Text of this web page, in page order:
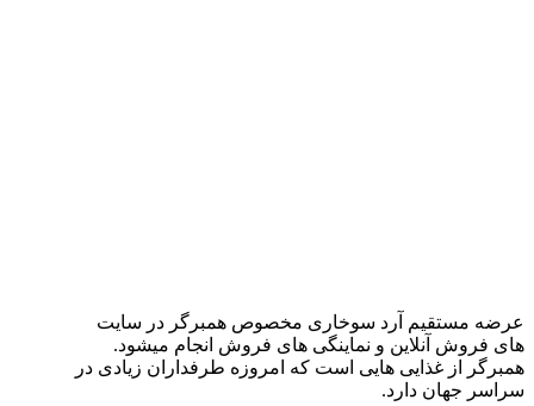
عرضه مستقیم آرد سوخاری مخصوص همبرگر در سایت
های فروش آنلاین و نماینگی های فروش انجام میشود.
همبرگر از غذایی هایی است که امروزه طرفداران زیادی در
سراسر جهان دارد.